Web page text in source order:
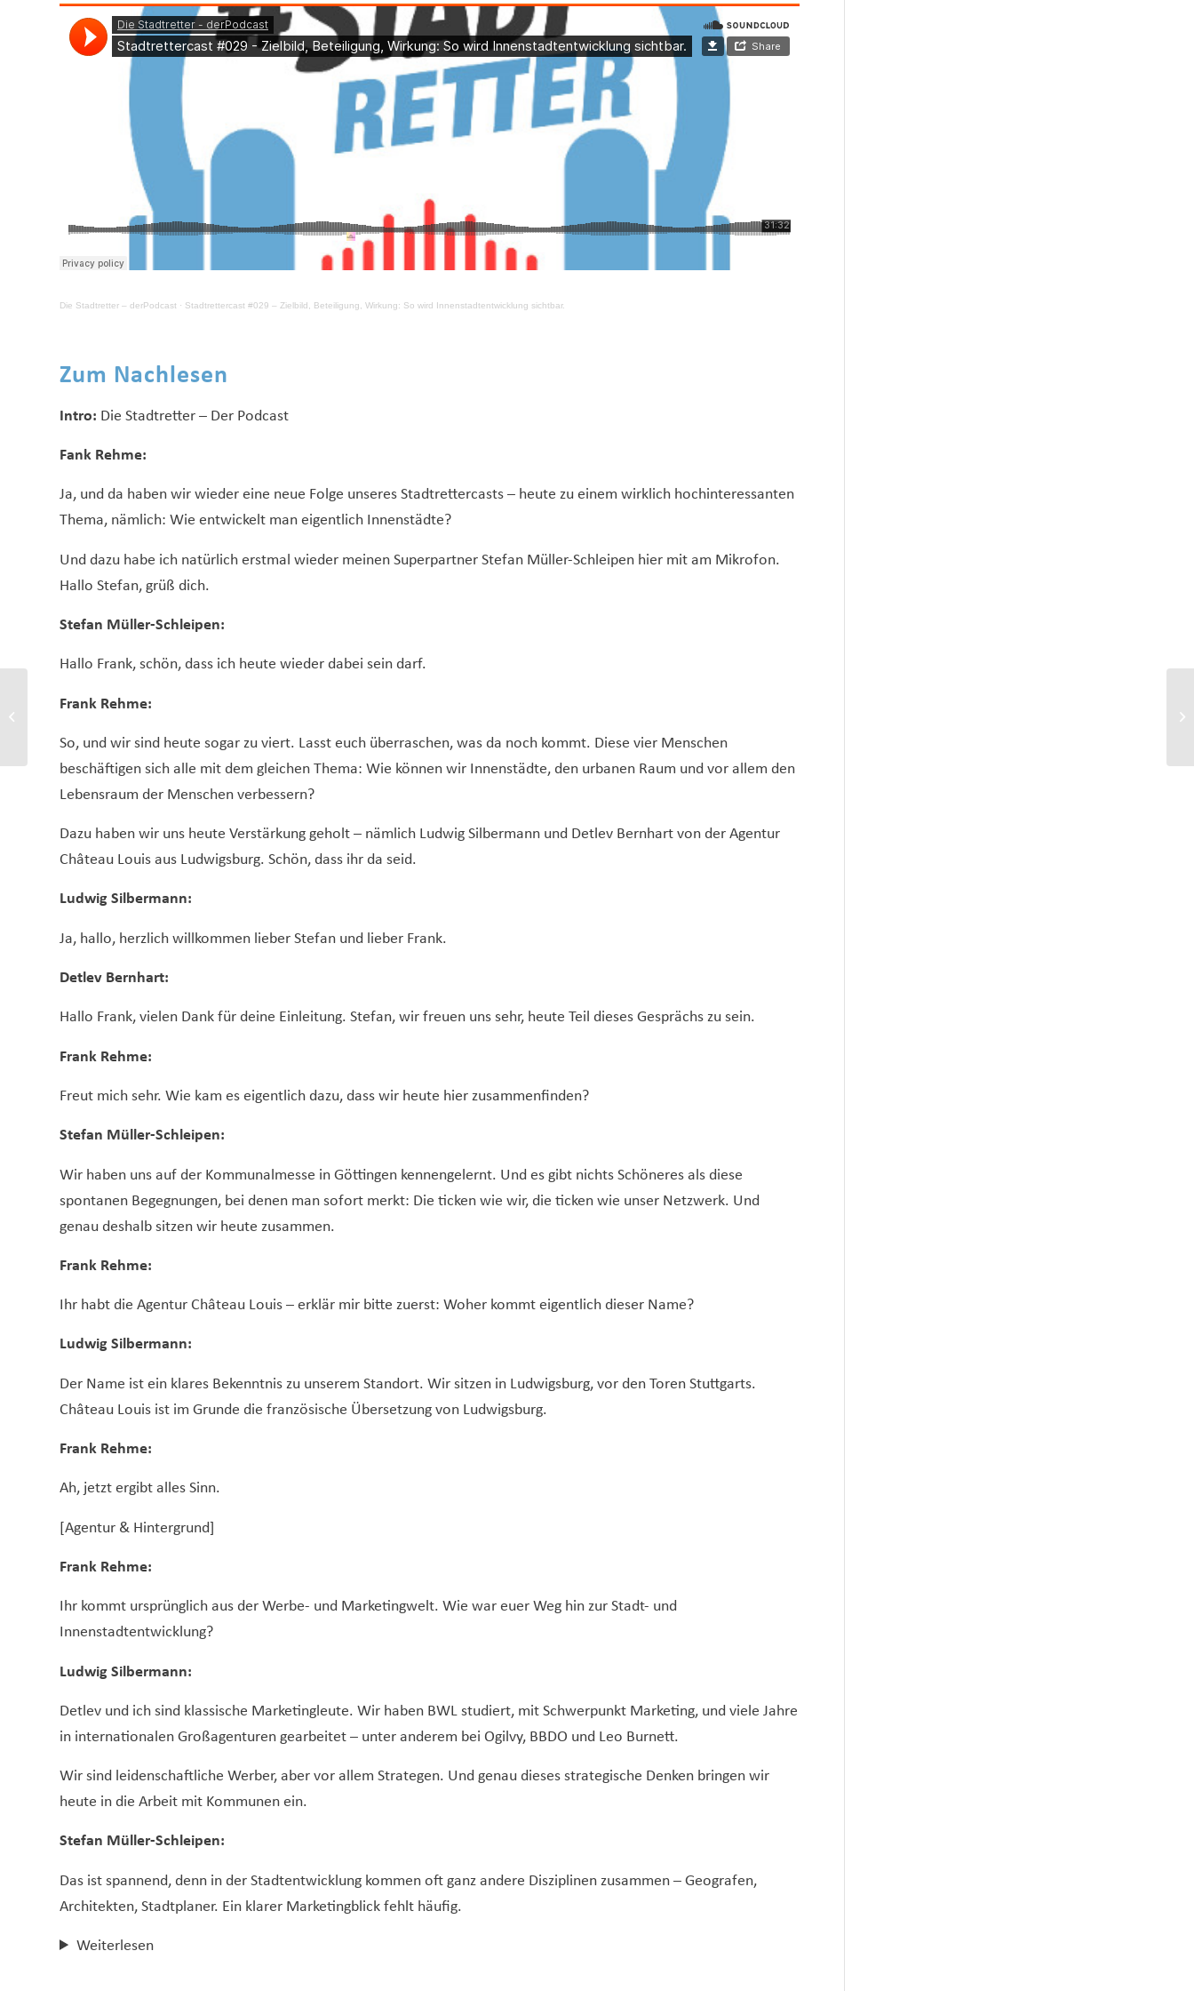
Die Stadtretter – derPodcast · Stadtrettercast #029 – Zielbild, Beteiligung, Wirkung: So wird Innenstadtentwicklung sichtbar.
Zum Nachlesen
Intro: Die Stadtretter – Der Podcast
Fank Rehme:
Ja, und da haben wir wieder eine neue Folge unseres Stadtrettercasts – heute zu einem wirklich hochinteressanten
Thema, nämlich: Wie entwickelt man eigentlich Innenstädte?
Und dazu habe ich natürlich erstmal wieder meinen Superpartner Stefan Müller-Schleipen hier mit am Mikrofon.
Hallo Stefan, grüß dich.
Stefan Müller-Schleipen:
Hallo Frank, schön, dass ich heute wieder dabei sein darf.
Frank Rehme:
So, und wir sind heute sogar zu viert. Lasst euch überraschen, was da noch kommt. Diese vier Menschen
beschäftigen sich alle mit dem gleichen Thema: Wie können wir Innenstädte, den urbanen Raum und vor allem den
Lebensraum der Menschen verbessern?
Dazu haben wir uns heute Verstärkung geholt – nämlich Ludwig Silbermann und Detlev Bernhart von der Agentur
Château Louis aus Ludwigsburg. Schön, dass ihr da seid.
Ludwig Silbermann:
Ja, hallo, herzlich willkommen lieber Stefan und lieber Frank.
Detlev Bernhart:
Hallo Frank, vielen Dank für deine Einleitung. Stefan, wir freuen uns sehr, heute Teil dieses Gesprächs zu sein.
Frank Rehme:
Freut mich sehr. Wie kam es eigentlich dazu, dass wir heute hier zusammenfinden?
Stefan Müller-Schleipen:
Wir haben uns auf der Kommunalmesse in Göttingen kennengelernt. Und es gibt nichts Schöneres als diese
spontanen Begegnungen, bei denen man sofort merkt: Die ticken wie wir, die ticken wie unser Netzwerk. Und
genau deshalb sitzen wir heute zusammen.
Frank Rehme:
Ihr habt die Agentur Château Louis – erklär mir bitte zuerst: Woher kommt eigentlich dieser Name?
Ludwig Silbermann:
Der Name ist ein klares Bekenntnis zu unserem Standort. Wir sitzen in Ludwigsburg, vor den Toren Stuttgarts.
Château Louis ist im Grunde die französische Übersetzung von Ludwigsburg.
Frank Rehme:
Ah, jetzt ergibt alles Sinn.
[Agentur & Hintergrund]
Frank Rehme:
Ihr kommt ursprünglich aus der Werbe- und Marketingwelt. Wie war euer Weg hin zur Stadt- und
Innenstadtentwicklung?
Ludwig Silbermann:
Detlev und ich sind klassische Marketingleute. Wir haben BWL studiert, mit Schwerpunkt Marketing, und viele Jahre
in internationalen Großagenturen gearbeitet – unter anderem bei Ogilvy, BBDO und Leo Burnett.
Wir sind leidenschaftliche Werber, aber vor allem Strategen. Und genau dieses strategische Denken bringen wir
heute in die Arbeit mit Kommunen ein.
Stefan Müller-Schleipen:
Das ist spannend, denn in der Stadtentwicklung kommen oft ganz andere Disziplinen zusammen – Geografen,
Architekten, Stadtplaner. Ein klarer Marketingblick fehlt häufig.
Weiterlesen
Aufzeichnung: Stadt im
Was 2026 braucht.